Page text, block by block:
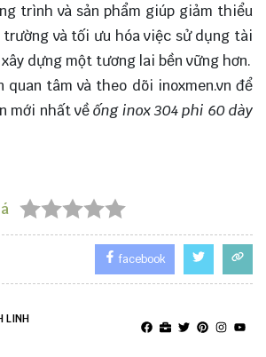
trình và sản phẩm giúp giảm thiểu
và tối ưu hóa việc sử dụng tài
dựng một tương lai bền vững hơn.
quan tâm và theo dõi inoxmen.vn để
mới nhất vềống inox 304 phi 60 dày
facebook
LINH